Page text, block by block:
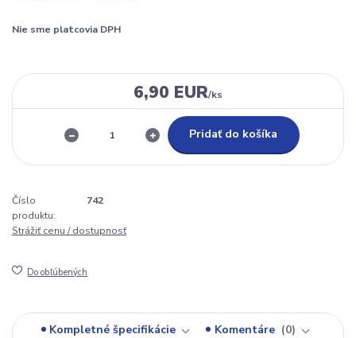
Nie sme platcovia DPH
6,90 EUR/ks
Pridať do košíka
Číslo
produktu:
742
Strážiť cenu / dostupnosť
Do obľúbených
Kompletné špecifikácie Komentáre
0